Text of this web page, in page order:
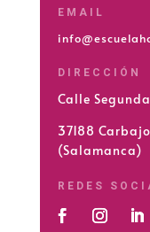
EMAIL
DIRECCIÓN
Calle
37188
(Salamanca)
REDES